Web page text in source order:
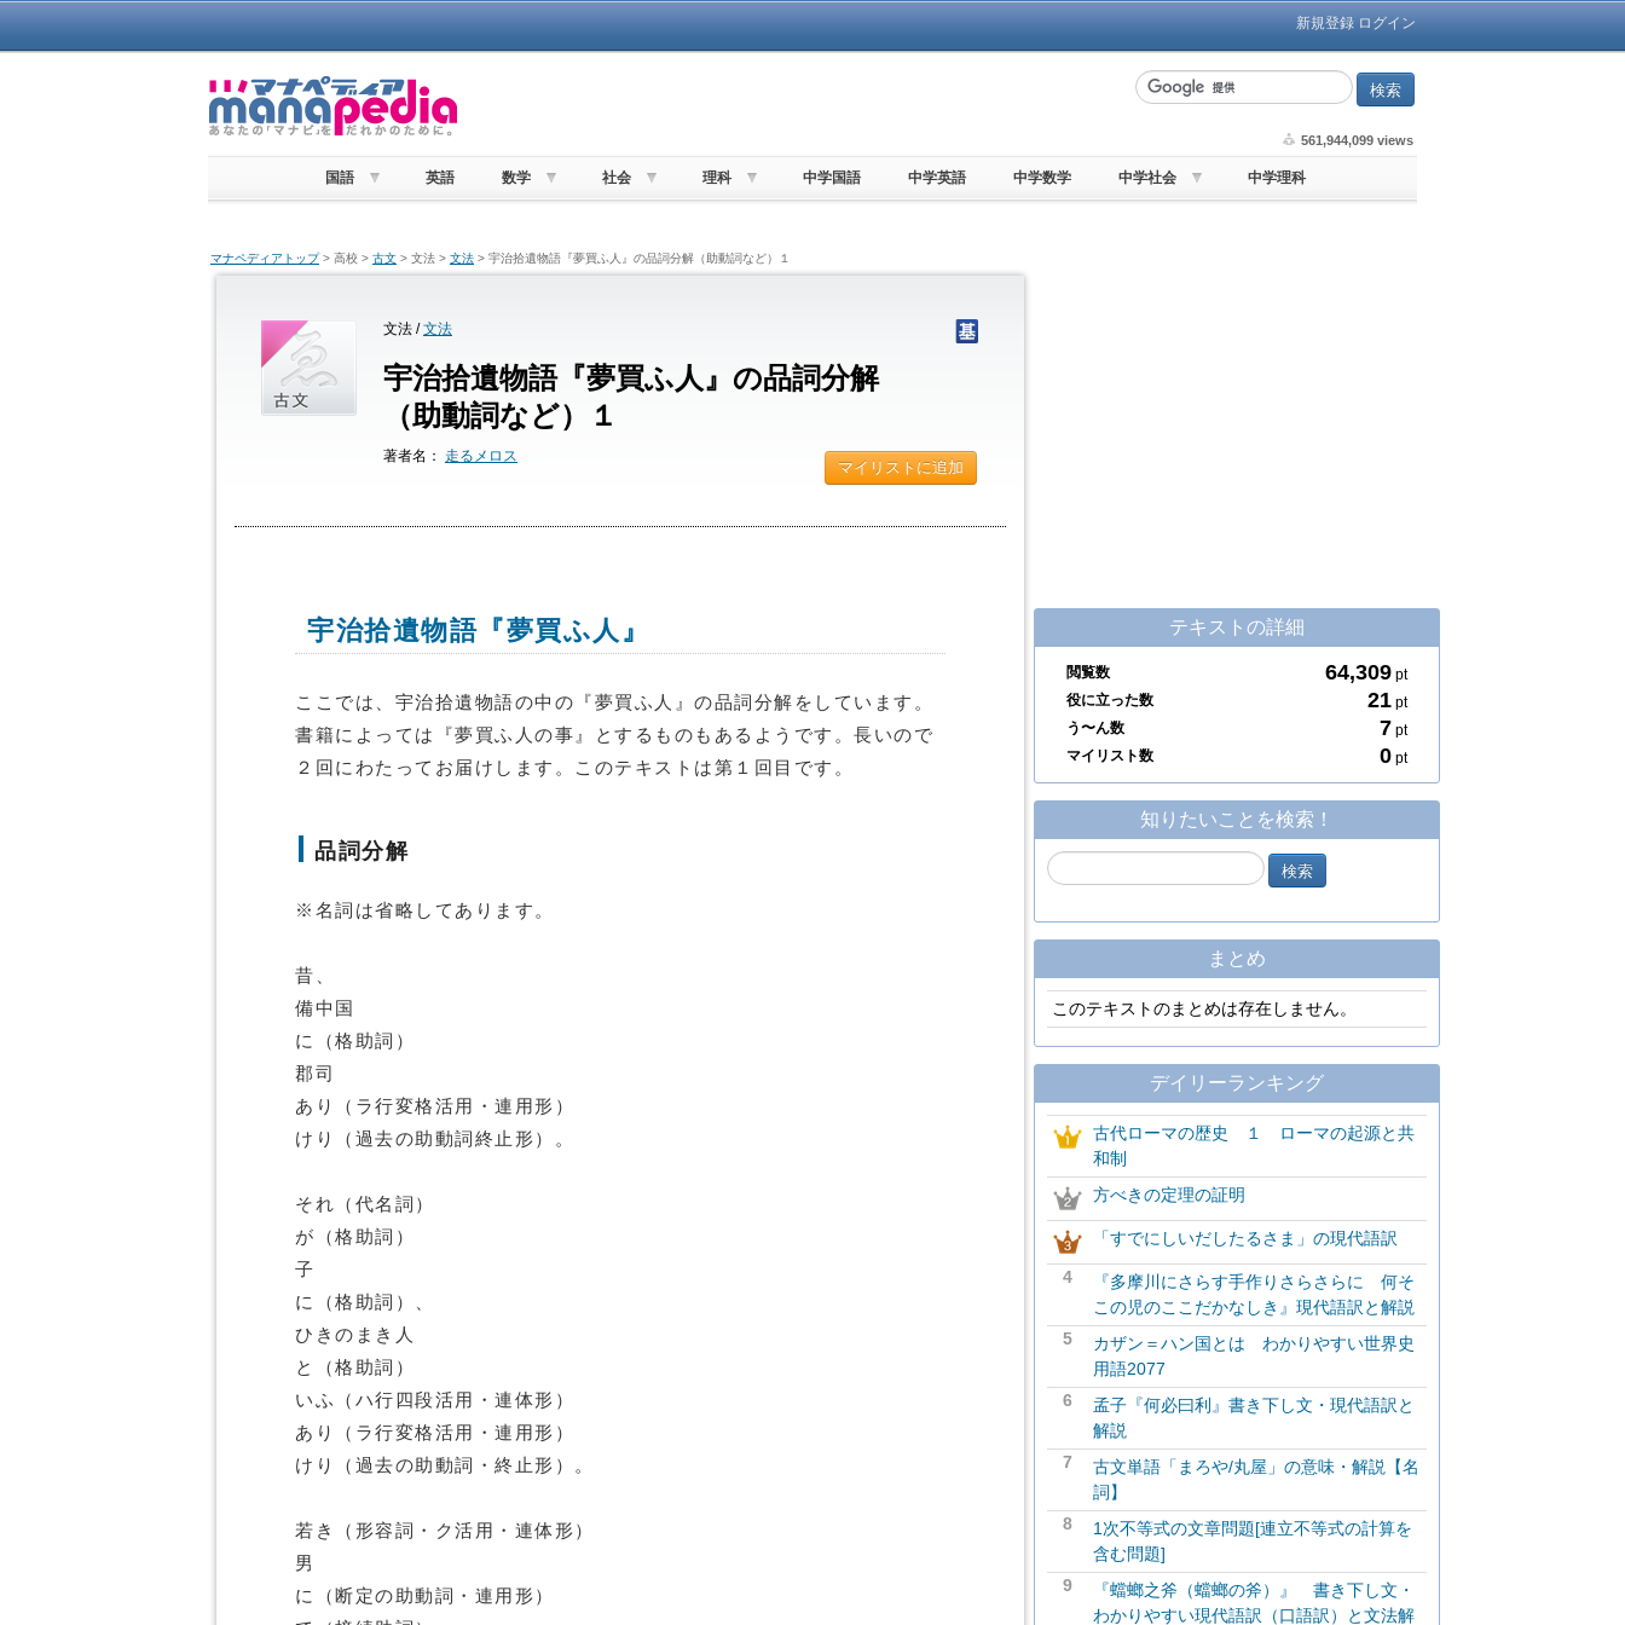
新規登録 ログイン
561,944,099 views
国語 英語 数学 社会 理科 中学国語 中学英語 中学数学 中学社会 中学理科
マナペディアトップ> 高校 > 古文 > 文法 > 文法 > 宇治拾遺物語『夢買ふ人』の品詞分解（助動詞など）１
文法 /文法
宇治拾遺物語『夢買ふ人』の品詞分解
（助動詞など）１
著者名： 走るメロス
マイリストに追加
宇治拾遺物語『夢買ふ人』
ここでは、宇治拾遺物語の中の『夢買ふ人』の品詞分解をしています。
書籍によっては『夢買ふ人の事』とするものもあるようです。長いので
２回にわたってお届けします。このテキストは第１回目です。
品詞分解
※名詞は省略してあります。
昔、
備中国
に（格助詞）
郡司
あり（ラ行変格活用・連用形）
けり（過去の助動詞終止形）。
それ（代名詞）
が（格助詞）
子
に（格助詞）、
ひきのまき人
と（格助詞）
いふ（ハ行四段活用・連体形）
あり（ラ行変格活用・連用形）
けり（過去の助動詞・終止形）。
若き（形容詞・ク活用・連体形）
男
に（断定の助動詞・連用形）
テキストの詳細
閲覧数 64,309 pt
役に立った数
21 pt
う〜ん数
7 pt
マイリスト数
0 pt
知りたいことを検索！
まとめ
このテキストのまとめは存在しません。
デイリーランキング
古代ローマの歴史 １ ローマの起源と共
和制
方べきの定理の証明
「すでにしいだしたるさま」の現代語訳
4
『多摩川にさらす手作りさらさらに 何そ
この児のここだかなしき』現代語訳と解説
5
カザン＝ハン国とは わかりやすい世界史
用語2077
6
孟子『何必曰利』書き下し文・現代語訳と
解説
7
古文単語「まろや/丸屋」の意味・解説【名
詞】
8
1次不等式の文章問題[連立不等式の計算を
含む問題]
9
『蟷螂之斧（蟷螂の斧）』 書き下し文・
わかりやすい現代語訳（口語訳）と文法解